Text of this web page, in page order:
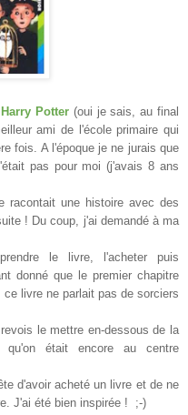
Harry Potter(oui je sais, au final
ami de l'école primaire qui
fois. A l'époque je ne jurais que
pas pour moi (j'avais 8 ans
racontait une histoire avec des
! Du coup, j'ai demandé à ma
le livre, l'acheter puis
donné que le premier chapitre
livre ne parlait pas de sorciers
le mettre en-dessous de la
était encore au centre
d'avoir acheté un livre et de ne
J'ai été bien inspirée ! ;-)